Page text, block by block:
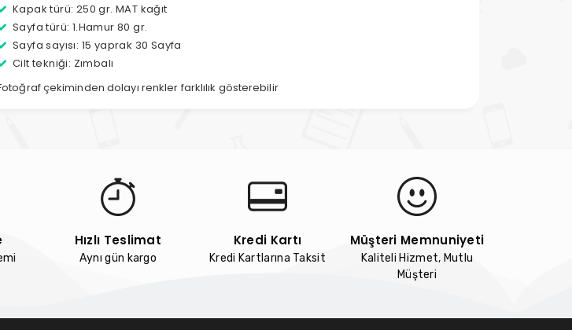
Kapak türü: 250 gr. MAT kağıt
Sayfa türü: 1.Hamur 80 gr.
Sayfa sayısı: 15 yaprak 30 Sayfa
Cilt tekniği: Zımbalı
çekiminden dolayı renkler farklılık gösterebilir
Hızlı Teslimat
Aynı gün kargo
Kredi Kartı
Kredi Kartlarına Taksit
Müşteri Memnuniyeti
Kaliteli Hizmet, Mutlu
Müşteri